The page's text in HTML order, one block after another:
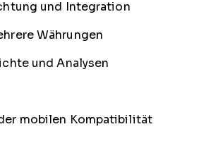
und Integration
Währungen
und Analysen
mobilen Kompatibilität